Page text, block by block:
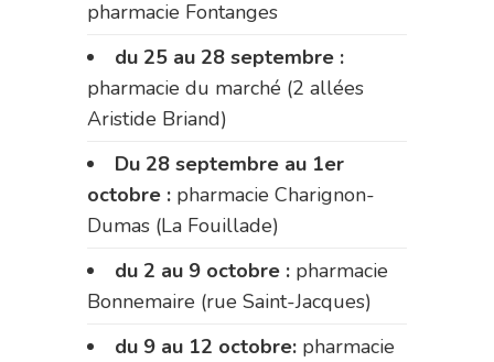
pharmacie Fontanges
du 25 au 28 septembre :
pharmacie du marché (2 allées
Aristide Briand)
Du 28 septembre au 1er
octobre : pharmacie Charignon-
Dumas (La Fouillade)
du 2 au 9 octobre : pharmacie
Bonnemaire (rue Saint-Jacques)
du 9 au 12 octobre: pharmacie